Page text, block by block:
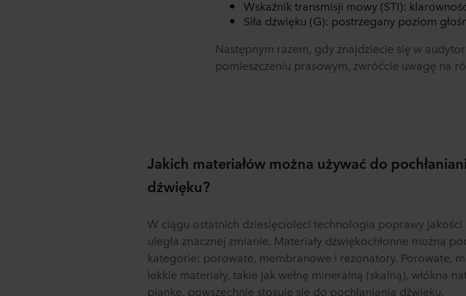
Wskaźnik transmisji mowy (STI):
Siła dźwięku (G): postrzegany poziom
Następnym razem, gdy znajdziecie się w
pomieszczeniu prasowym, zwróćcie uwagę na
Jakich materiałów można używać do
dźwięku?
W ciągu ostatnich dziesięcioleci technologia poprawy jakości
uległa znacznej zmianie. Materiały dźwiękochłonne można
kategorie: porowate, membranowe i rezonatory. Porowate,
lekkie materiały, takie jak wełnę mineralną (skalną), włókna
piankę, powszechnie stosuje się do pochłaniania dźwięku.